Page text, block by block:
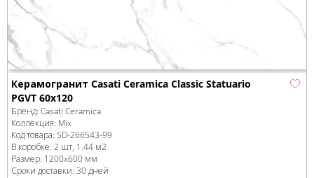
Керамогранит Casati Ceramica Сlassic Statuario
PGVT 60x120
Бренд: Casati Ceramica
Коллекция: Mix
Код товара: SD-266543-99
В коробке: 2 шт, 1.44 м2
Размер: 1200x600 мм
Сроки доставки: 30 дней